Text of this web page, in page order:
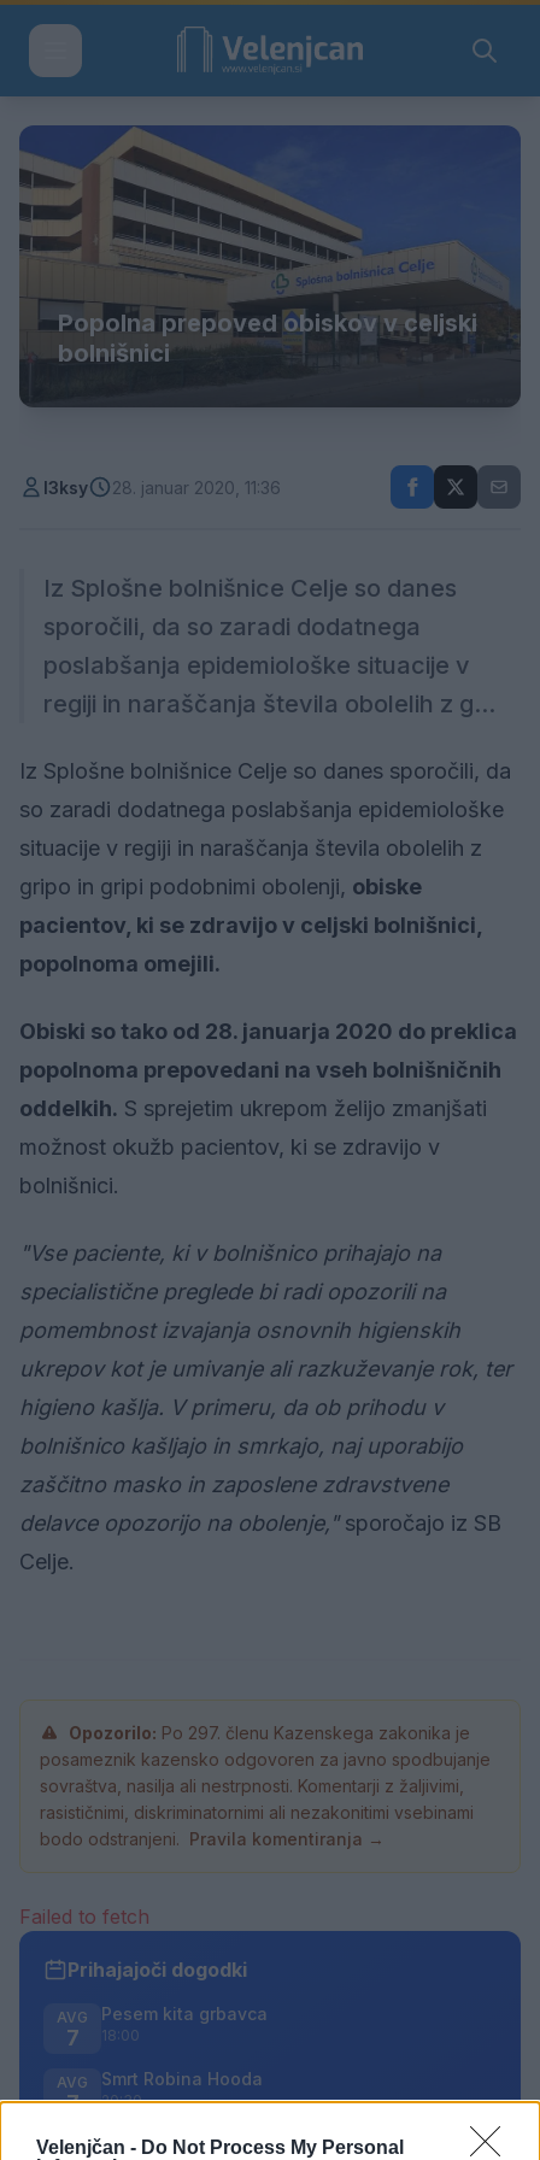
Velenjčan - Do Not Process My Personal
Popolna prepoved obiskov v celjski
bolnišnici
l3ksy 28. januar 2020, 11:36
Iz Splošne bolnišnice Celje so danes
sporočili, da so zaradi dodatnega
poslabšanja epidemiološke situacije v
regiji in naraščanja števila obolelih z g...
Iz Splošne bolnišnice Celje so danes sporočili, da
so zaradi dodatnega poslabšanja epidemiološke
situacije v regiji in naraščanja števila obolelih z
gripo in gripi podobnimi obolenji, obiske
pacientov, ki se zdravijo v celjski bolnišnici,
popolnoma omejili.
Obiski so tako od 28. januarja 2020 do preklica
popolnoma prepovedani na vseh bolnišničnih
oddelkih. S sprejetim ukrepom želijo zmanjšati
možnost okužb pacientov, ki se zdravijo v
bolnišnici.
"Vse paciente, ki v bolnišnico prihajajo na
specialistične preglede bi radi opozorili na
pomembnost izvajanja osnovnih higienskih
ukrepov kot je umivanje ali razkuževanje rok, ter
higieno kašlja. V primeru, da ob prihodu v
bolnišnico kašljajo in smrkajo, naj uporabijo
zaščitno masko in zaposlene zdravstvene
delavce opozorijo na obolenje,"sporočajo iz SB
Celje.
Opozorilo: Po 297. členu Kazenskega zakonika je
posameznik kazensko odgovoren za javno spodbujanje
sovraštva, nasilja ali nestrpnosti. Komentarji z žaljivimi,
rasističnimi, diskriminatornimi ali nezakonitimi vsebinami
bodo odstranjeni. Pravila komentiranja →
Failed to fetch
Prihajajoči dogodki
AVG
7
Pesem kita grbavca
18:00
AVG
7
Smrt Robina Hooda
20:30
AVG Večer pesmi Đorđa Balaševića